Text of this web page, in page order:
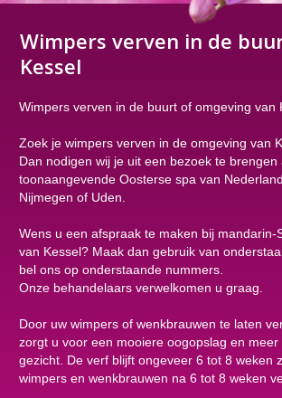
Wimpers verven in de
Kessel
Wimpers verven in de buurt of omgeving van
Zoek je wimpers verven in de omgeving van
Dan nodigen wij je uit een bezoek te
toonaangevende Oosterse spa van
Nijmegen of Uden.
Wens u een afspraak te maken bij mandarin-
van Kessel? Maak dan gebruik van
bel ons op onderstaande nummers.
Onze behandelaars verwelkomen u graag.
Door uw wimpers of wenkbrauwen te laten
zorgt u voor een mooiere oogopslag en
gezicht. De verf blijft ongeveer 6 tot 8 weken
wimpers en wenkbrauwen na 6 tot 8 weken